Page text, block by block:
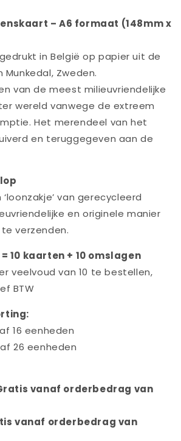
– A6 formaat (148mm x
in België op papier uit de
Zweden.
van de meest milieuvriendelijke
wereld vanwege de extreem
Het merendeel van het
en teruggegeven aan de
van gerecycleerd
en originele manier
verzenden.
10 kaarten + 10 omslagen
veelvoud van 10 te bestellen,
BTW
16 eenheden
26 eenheden
vanaf orderbedrag van
vanaf orderbedrag van